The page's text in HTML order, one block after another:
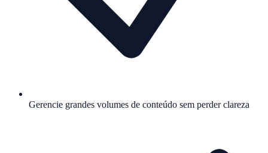
Gerencie grandes volumes de conteúdo sem perder clareza